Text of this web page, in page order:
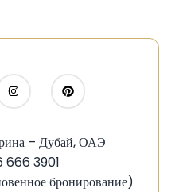
– Дубай, ОАЭ
666 3901
бронирование)